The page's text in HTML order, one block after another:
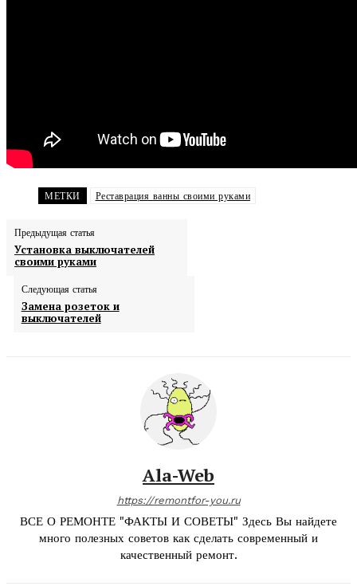
МЕТКИ Реставрация ванны своими руками
Предыдущая статья
Установка выключателей
своими руками
Следующая статья
Замена розеток и
выключателей
Ala-Web
https://remontfor-you.ru
ВСЕ О РЕМОНТЕ "ФАКТЫ И СОВЕТЫ" Здесь Вы найдете
много полезных советов как сделать современный и
качественный ремонт.